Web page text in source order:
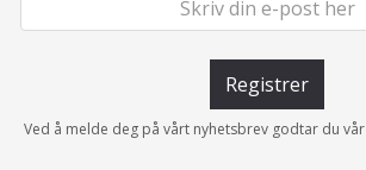
Registrer
Ved å melde deg på vårt nyhetsbrev godtar du vår